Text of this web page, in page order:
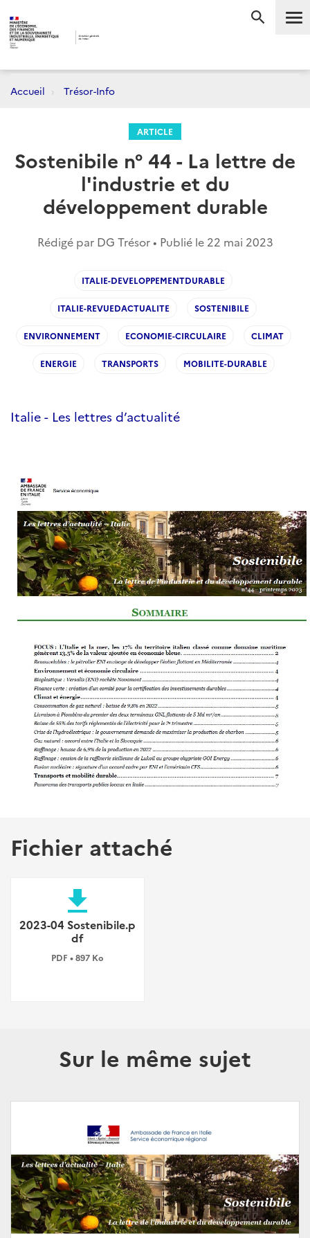
Accueil Trésor-Info
ARTICLE
Sostenibile n° 44 - La lettre de
l'industrie et du
développement durable
Rédigé par DG Trésor • Publié le 22 mai 2023
ITALIE-DEVELOPPEMENTDURABLE
ITALIE-REVUEDACTUALITE SOSTENIBILE
ENVIRONNEMENT ECONOMIE-CIRCULAIRE CLIMAT
ENERGIE TRANSPORTS MOBILITE-DURABLE
Italie - Les lettres d’actualité
Fichier attaché
file_download
2023-04 Sostenibile.p
df
PDF • 897 Ko
Sur le même sujet